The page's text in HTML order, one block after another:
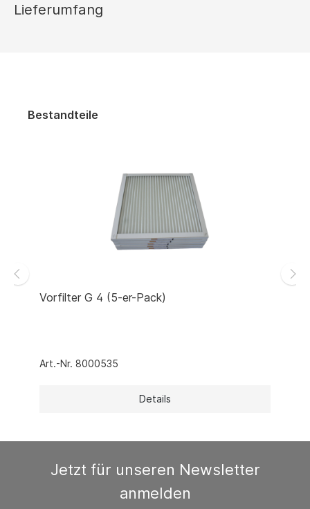
Lieferumfang
Bestandteile
Vorfilter G 4 (5-er-Pack)
Art.-Nr. 8000535
Details
Jetzt für unseren Newsletter
anmelden